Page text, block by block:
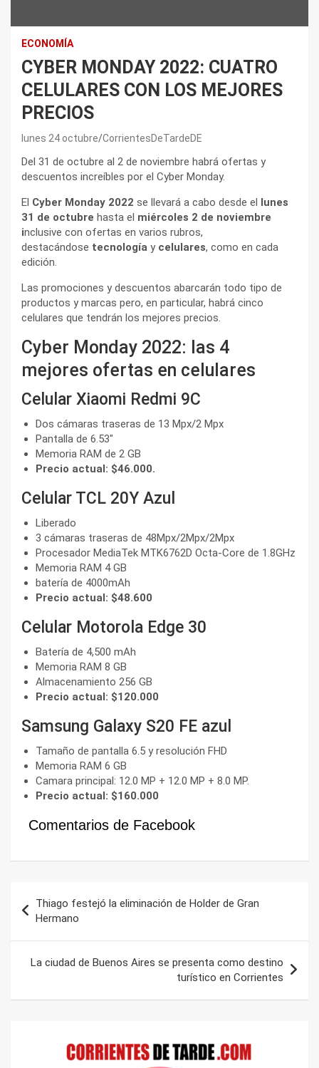
ECONOMÍA
CYBER MONDAY 2022: CUATRO
CELULARES CON LOS MEJORES
PRECIOS
lunes 24 octubre CorrientesDeTardeDE
Del 31 de octubre al 2 de noviembre habrá ofertas y
descuentos increíbles por el Cyber Monday.
El Cyber Monday 2022 se llevará a cabo desde el lunes
31 de octubre hasta el miércoles 2 de noviembre
inclusive con ofertas en varios rubros,
destacándose tecnología y celulares, como en cada
edición.
Las promociones y descuentos abarcarán todo tipo de
productos y marcas pero, en particular, habrá cinco
celulares que tendrán los mejores precios.
Cyber Monday 2022: las 4
mejores ofertas en celulares
Celular Xiaomi Redmi 9C
Dos cámaras traseras de 13 Mpx/2 Mpx
Pantalla de 6.53″
Memoria RAM de 2 GB
Precio actual: $46.000.
Celular TCL 20Y Azul
Liberado
3 cámaras traseras de 48Mpx/2Mpx/2Mpx
Procesador MediaTek MTK6762D Octa-Core de 1.8GHz
Memoria RAM 4 GB
batería de 4000mAh
Precio actual: $48.600
Celular Motorola Edge 30
Batería de 4,500 mAh
Memoria RAM 8 GB
Almacenamiento 256 GB
Precio actual: $120.000
Samsung Galaxy S20 FE azul
Tamaño de pantalla 6.5 y resolución FHD
Memoria RAM 6 GB
Camara principal: 12.0 MP + 12.0 MP + 8.0 MP.
Precio actual: $160.000
Comentarios de Facebook
de
entradas
Thiago festejó la eliminación de Holder de Gran
Hermano
La ciudad de Buenos Aires se presenta como destino
turístico en Corrientes